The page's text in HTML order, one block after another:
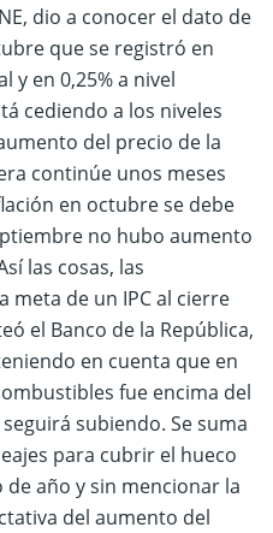
dio a conocer el dato de
que se registró en
y en 0,25% a nivel
cediendo a los niveles
del precio de la
continúe unos meses
en octubre se debe
no hubo aumento
las cosas, las
meta de un IPC al cierre
el Banco de la República,
en cuenta que en
fue encima del
subiendo. Se suma
para cubrir el hueco
año y sin mencionar la
del aumento del